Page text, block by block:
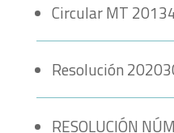
Circular MT
Resolución
RESOLUCIÓN